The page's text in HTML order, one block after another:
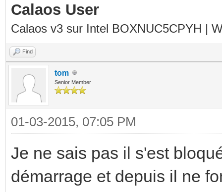
Calaos User
Calaos v3 sur Intel BOXNUC5CPYH |
Find
tom
Senior Member
01-03-2015, 07:05 PM
Je ne sais pas il s'est
démarrage et depuis il ne